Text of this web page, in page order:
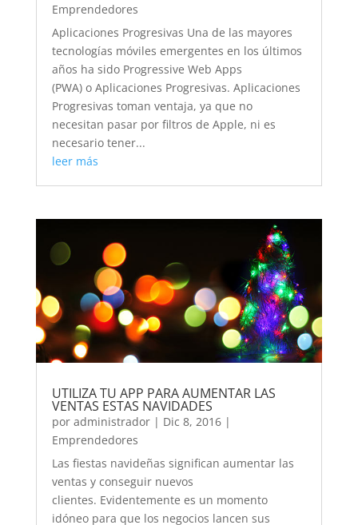
Emprendedores
Aplicaciones Progresivas Una de las mayores
tecnologías móviles emergentes en los últimos
años ha sido Progressive Web Apps
(PWA) o Aplicaciones Progresivas. Aplicaciones
Progresivas toman ventaja, ya que no
necesitan pasar por filtros de Apple, ni es
necesario tener...
leer más
UTILIZA TU APP PARA AUMENTAR LAS
VENTAS ESTAS NAVIDADES
por administrador| Dic 8, 2016|
Emprendedores
Las fiestas navideñas significan aumentar las
ventas y conseguir nuevos
clientes. Evidentemente es un momento
idóneo para que los negocios lancen sus